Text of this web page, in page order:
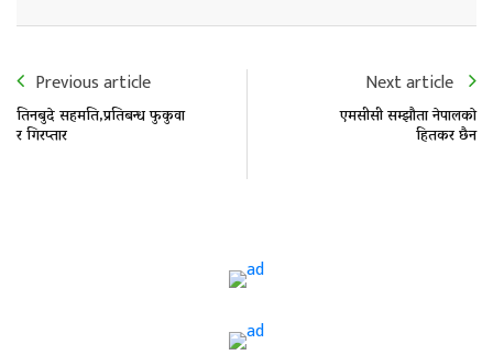
Previous article
तिनबुदे सहमति,प्रतिबन्ध फुकुवा
र गिरप्तार
Next article
एमसीसी सम्झाैता नेपालकाे
हितकर छैन